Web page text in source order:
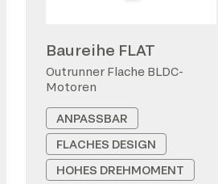
Baureihe FLAT
Outrunner Flache BLDC-
Motoren
ANPASSBAR
FLACHES DESIGN
HOHES DREHMOMENT